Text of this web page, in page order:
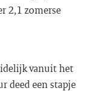
2,1 zomerse
vanuit het
deed een stapje